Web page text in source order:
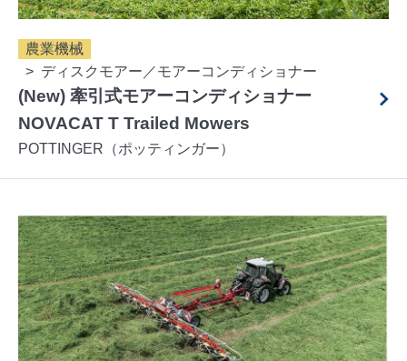
農業機械
ディスクモアー／モアーコンディショナー
(New) 牽引式モアーコンディショナー
NOVACAT T Trailed Mowers
POTTINGER（ポッティンガー）